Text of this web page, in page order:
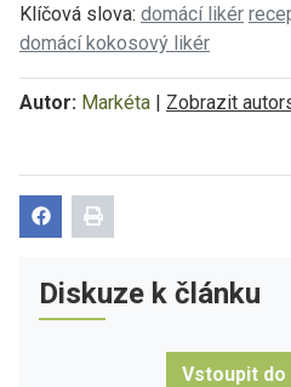
Klíčová slova: domácí likér
domácí kokosový likér
Autor: Markéta | Zobrazit
Diskuze k článku
Vstoupit do